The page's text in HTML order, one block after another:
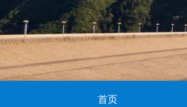
首页